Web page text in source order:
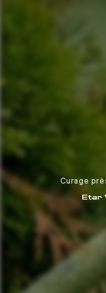
Curage
Etar